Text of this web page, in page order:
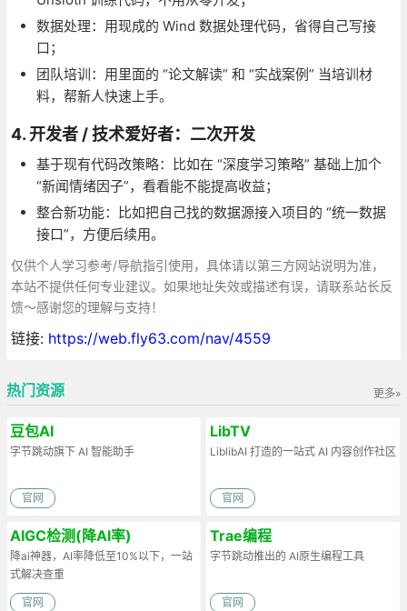
数据处理：用现成的 Wind 数据处理代码，省得自己写接
口；
团队培训：用里面的 “论文解读” 和 “实战案例” 当培训材
料，帮新人快速上手。
4. 开发者 / 技术爱好者：二次开发
基于现有代码改策略：比如在 “深度学习策略” 基础上加个
“新闻情绪因子”，看看能不能提高收益；
整合新功能：比如把自己找的数据源接入项目的 “统一数据
接口”，方便后续用。
仅供个人学习参考/导航指引使用，具体请以第三方网站说明为准，
本站不提供任何专业建议。如果地址失效或描述有误，请联系站长反
馈～感谢您的理解与支持！
链接: https://web.fly63.com/nav/4559
更多»
热门资源
豆包AI
字节跳动旗下 AI 智能助手
官网
LibTV
LiblibAI 打造的一站式 AI 内容创作社区
官网
AIGC检测(降AI率)
降ai神器，AI率降低至10%以下，一站
式解决查重
官网
Trae编程
字节跳动推出的 AI原生编程工具
官网